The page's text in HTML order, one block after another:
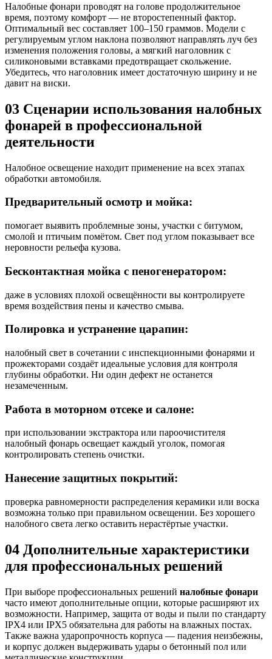
Налобные фонари проводят на голове продолжительное
время, поэтому комфорт — не второстепенный фактор.
Оптимальный вес составляет 100–150 граммов. Модели с
регулируемым углом наклона позволяют направлять луч без
изменения положения головы, а мягкий наголовник с
силиконовыми вставками предотвращает скольжение.
Убедитесь, что наголовник имеет достаточную ширину и не
давит на виски.
03 Сценарии использования налобных
фонарей в профессиональной
деятельности
Налобное освещение находит применение на всех этапах
обработки автомобиля.
Предварительный осмотр и мойка:
помогает выявить проблемные зоны, участки с битумом,
смолой и птичьим помётом. Свет под углом показывает все
неровности рельефа кузова.
Бесконтактная мойка с пеногенератором:
даже в условиях плохой освещённости вы контролируете
время воздействия пены и качество смыва.
Полировка и устранение царапин:
налобный свет в сочетании с инспекционными фонарями и
прожекторами создаёт идеальные условия для контроля
глубины обработки. Ни один дефект не останется
незамеченным.
Работа в моторном отсеке и салоне:
при использовании экстрактора или пароочистителя
налобный фонарь освещает каждый уголок, помогая
контролировать степень очистки.
Нанесение защитных покрытий:
проверка равномерности распределения керамики или воска
возможна только при правильном освещении. Без хорошего
налобного света легко оставить нерастёртые участки.
04 Дополнительные характеристики
для профессиональных решений
При выборе профессиональных решений налобные фонари
часто имеют дополнительные опции, которые расширяют их
возможности. Например, защита от воды и пыли по стандарту
IPX4 или IPX5 обязательна для работы на влажных постах.
Также важна ударопрочность корпуса — падения неизбежны,
и корпус должен выдерживать удары о бетонный пол или